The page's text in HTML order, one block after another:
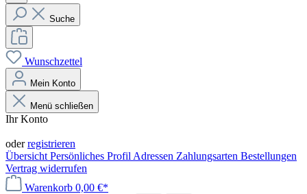
Suche
Wunschzettel
Mein Konto
Menü schließen
Ihr Konto
oderregistrieren
Übersicht Persönliches Profil Adressen Zahlungsarten Bestellungen
Vertrag widerrufen
Warenkorb 0,00 €*